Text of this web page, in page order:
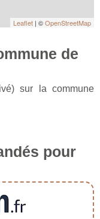
Leaflet | ©OpenStreetMap
de
sur la commune
pour